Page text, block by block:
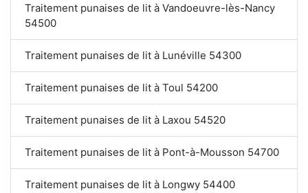
Traitement punaises de lit à Vandoeuvre-lès-Nancy
54500
Traitement punaises de lit à Lunéville 54300
Traitement punaises de lit à Toul 54200
Traitement punaises de lit à Laxou 54520
Traitement punaises de lit à Pont-à-Mousson 54700
Traitement punaises de lit à Longwy 54400